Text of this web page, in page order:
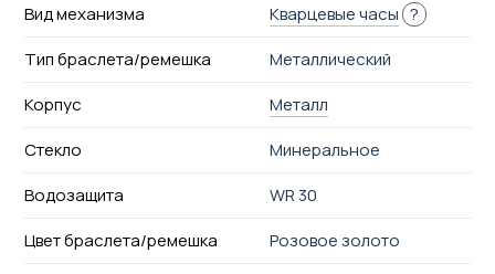
Вид механизма
Кварцевые часы ?
Тип браслета/ремешка
Металлический
Корпус
Металл
Стекло
Минеральное
Водозащита
WR 30
Цвет браслета/ремешка
Розовое золото